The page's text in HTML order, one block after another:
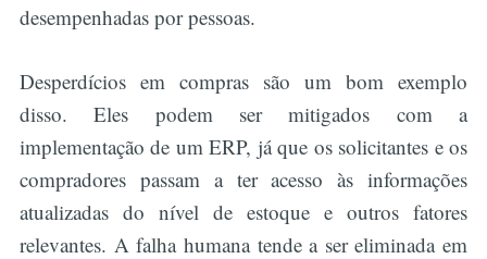
desempenhadas por pessoas.
Desperdícios em compras são um bom exemplo
disso. Eles podem ser mitigados com a
implementação de um ERP, já que os solicitantes e os
compradores passam a ter acesso às informações
atualizadas do nível de estoque e outros fatores
relevantes. A falha humana tende a ser eliminada em